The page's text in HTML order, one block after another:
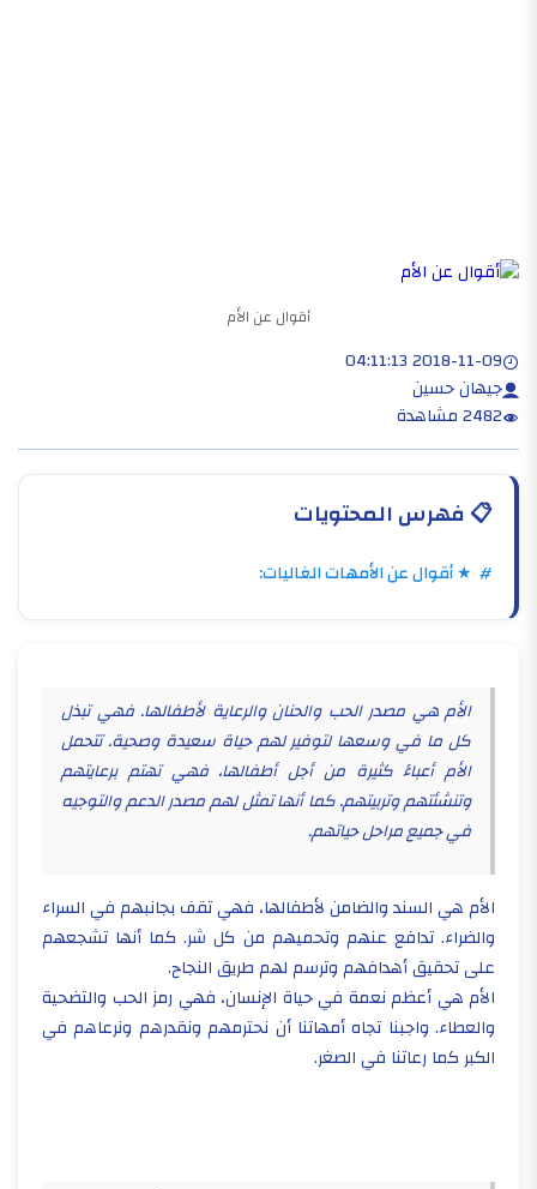
أقوال عن الأم
2018-11-09 04:11:13
جيهان حسين
2482 مشاهدة
📋فهرس المحتويات
# ★ أقوال عن الأمهات الغاليات:
الأم هي مصدر الحب والحنان والرعاية لأطفالها. فهي تبذل
كل ما في وسعها لتوفير لهم حياة سعيدة وصحية. تتحمل
الأم أعباءً كثيرة من أجل أطفالها، فهي تهتم برعايتهم
وتنشئتهم وتربيتهم. كما أنها تمثل لهم مصدر الدعم والتوجيه
في جميع مراحل حياتهم.
الأم هي السند والضامن لأطفالها، فهي تقف بجانبهم في السراء
والضراء. تدافع عنهم وتحميهم من كل شر. كما أنها تشجعهم
على تحقيق أهدافهم وترسم لهم طريق النجاح.
الأم هي أعظم نعمة في حياة الإنسان، فهي رمز الحب والتضحية
والعطاء. واجبنا تجاه أمهاتنا أن نحترمهم ونقدرهم ونرعاهم في
الكبر كما رعاتنا في الصغر.